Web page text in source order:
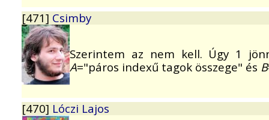
[471] Csimby
Szerintem az nem kell. Úgy 1
A="páros indexű tagok összege" és B
[470] Lóczi Lajos